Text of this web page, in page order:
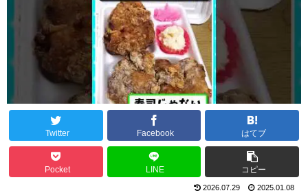
Twitter Facebook はてブ
Pocket LINE コピー
2026.07.29 2025.01.08